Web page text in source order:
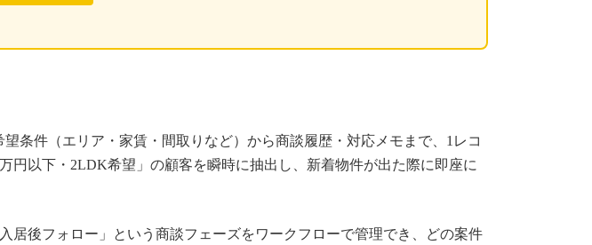
条件（エリア・家賃・間取りなど）から商談履歴・対応メモまで、1レコ
円以下・2LDK希望」の顧客を瞬時に抽出し、新着物件が出た際に即座に
後フォロー」という商談フェーズをワークフローで管理でき、どの案件